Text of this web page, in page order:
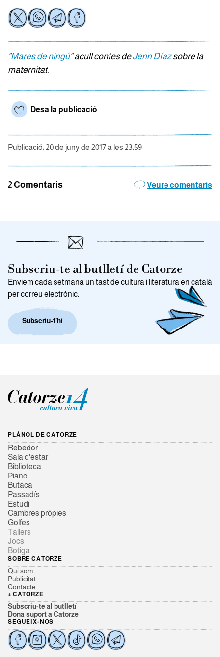
"Mares de ningú" acull contes deJenn Díazsobre la
maternitat.
Desa la publicació
Publicació: 20 de juny de 2017 a les 23:59
2 Comentaris Veure comentaris
Subscriu-te al butlletí de Catorze
Enviem cada setmana un tast de cultura i literatura en català
per correu electrònic.
Subscriu-t’hi
PLÀNOL DE CATORZE
Rebedor
Sala d'estar
Biblioteca
Piano
Butaca
Passadís
Estudi
Cambres pròpies
Golfes
Tallers
Jocs
Botiga
SOBRE CATORZE
Qui som
Publicitat
Contacte
+ CATORZE
Subscriu-te al butlletí
Dona suport a Catorze
SEGUEIX-NOS